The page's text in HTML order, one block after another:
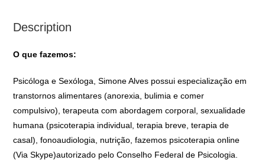
Description
O que fazemos:
Psicóloga e Sexóloga, Simone Alves possui especialização em
transtornos alimentares (anorexia, bulimia e comer
compulsivo), terapeuta com abordagem corporal, sexualidade
humana (psicoterapia individual, terapia breve, terapia de
casal), fonoaudiologia, nutrição, fazemos psicoterapia online
(Via Skype)autorizado pelo Conselho Federal de Psicologia.